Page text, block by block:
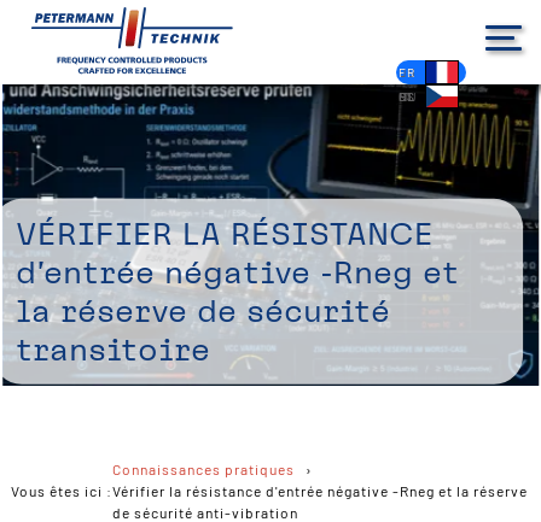
DE
EN
FR
ES
PL
IT
NL
HU
CS
Vérifier la résistance
d'entrée négative -Rneg et
la réserve de sécurité
transitoire
Vous êtes ici :
Connaissances pratiques
Vérifier la résistance d'entrée négative -Rneg et la réserve
de sécurité anti-vibration